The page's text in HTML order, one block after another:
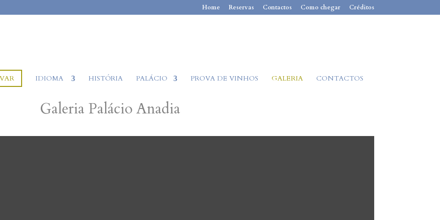
Home Reservas Contactos Como chegar Créditos
IDIOMA HISTÓRIA PALÁCIO PROVA DE VINHOS GALERIA CONTACTOS
Galeria Palácio Anadia